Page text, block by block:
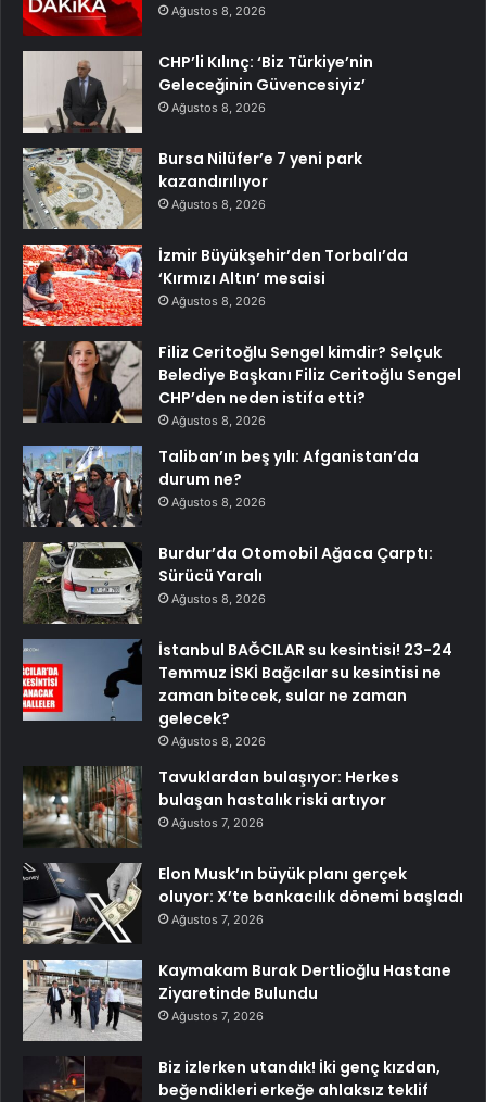
Ağustos 8, 2026
CHP’li Kılınç: ‘Biz Türkiye’nin
Geleceğinin Güvencesiyiz’
Ağustos 8, 2026
Bursa Nilüfer’e 7 yeni park
kazandırılıyor
Ağustos 8, 2026
İzmir Büyükşehir’den Torbalı’da
‘Kırmızı Altın’ mesaisi
Ağustos 8, 2026
Filiz Ceritoğlu Sengel kimdir? Selçuk
Belediye Başkanı Filiz Ceritoğlu Sengel
CHP’den neden istifa etti?
Ağustos 8, 2026
Taliban’ın beş yılı: Afganistan’da
durum ne?
Ağustos 8, 2026
Burdur’da Otomobil Ağaca Çarptı:
Sürücü Yaralı
Ağustos 8, 2026
İstanbul BAĞCILAR su kesintisi! 23-24
Temmuz İSKİ Bağcılar su kesintisi ne
zaman bitecek, sular ne zaman
gelecek?
Ağustos 8, 2026
Tavuklardan bulaşıyor: Herkes
bulaşan hastalık riski artıyor
Ağustos 7, 2026
Elon Musk’ın büyük planı gerçek
oluyor: X’te bankacılık dönemi başladı
Ağustos 7, 2026
Kaymakam Burak Dertlioğlu Hastane
Ziyaretinde Bulundu
Ağustos 7, 2026
Biz izlerken utandık! İki genç kızdan,
beğendikleri erkeğe ahlaksız teklif